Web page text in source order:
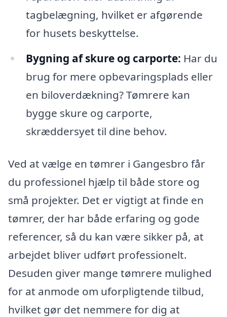
tagbelægning, hvilket er afgørende
for husets beskyttelse.
Bygning af skure og carporte: Har du
brug for mere opbevaringsplads eller
en biloverdækning? Tømrere kan
bygge skure og carporte,
skræddersyet til dine behov.
Ved at vælge en tømrer i Gangesbro får
du professionel hjælp til både store og
små projekter. Det er vigtigt at finde en
tømrer, der har både erfaring og gode
referencer, så du kan være sikker på, at
arbejdet bliver udført professionelt.
Desuden giver mange tømrere mulighed
for at anmode om uforpligtende tilbud,
hvilket gør det nemmere for dig at